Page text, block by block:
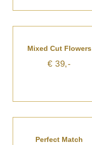
Mixed Cut Flowers
€ 39,-
Perfect Match